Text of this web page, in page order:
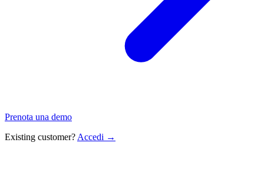
Prenota una demo
Existing customer? Accedi →